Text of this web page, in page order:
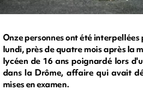
Onze personnes ont été interpellées
lundi, près de quatre mois après la
lycéen de 16 ans poignardé lors
dans la Drôme, affaire qui avait
mises en examen.